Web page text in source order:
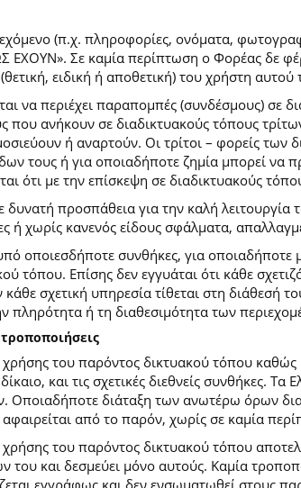
(π.χ. πληροφορίες, ονόματα,
Σε καμία περίπτωση ο Φορέας δε
ειδική ή αποθετική) του χρήστη
να περιέχει παραπομπές (συνδέσμους)
ανήκουν σε διαδικτυακούς τόπους
ή αναρτούν. Οι τρίτοι – φορείς
τους ή για οποιαδήποτε ζημία μπορεί
ότι με την επίσκεψη σε διαδικτυακούς
προσπάθεια για την καλή λειτουργία
ή χωρίς κανενός είδους σφάλματα,
οποιεσδήποτε συνθήκες, για
τόπου. Επίσης δεν εγγυάται ότι κάθε
σχετική υπηρεσία τίθεται στη διάθεσή
πληρότητα ή τη διαθεσιμότητα των
χρήσης του παρόντος δικτυακού τόπου
και τις σχετικές διεθνείς συνθήκες.
διάταξη των ανωτέρω όρων
αφαιρείται από το παρόν, χωρίς σε καμία
χρήσης του παρόντος δικτυακού τόπου
του και δεσμεύει μόνο αυτούς. Καμία